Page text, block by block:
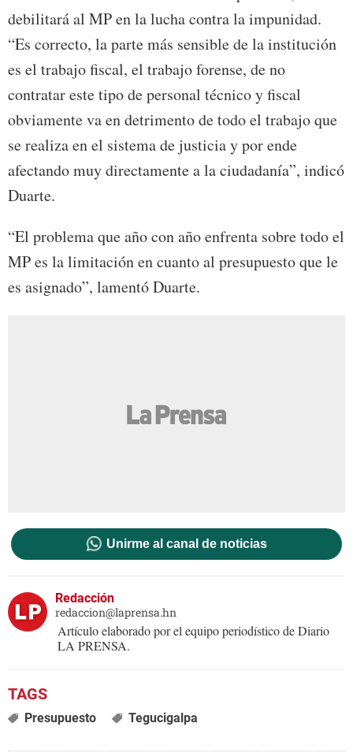
debilitará al MP en la lucha contra la impunidad.
“Es correcto, la parte más sensible de la institución
es el trabajo fiscal, el trabajo forense, de no
contratar este tipo de personal técnico y fiscal
obviamente va en detrimento de todo el trabajo que
se realiza en el sistema de justicia y por ende
afectando muy directamente a la ciudadanía”, indicó
Duarte.
“El problema que año con año enfrenta sobre todo el
MP es la limitación en cuanto al presupuesto que le
es asignado”, lamentó Duarte.
Unirme al canal de noticias
Redacción
redaccion@laprensa.hn
Artículo elaborado por el equipo periodístico de Diario
LA PRENSA.
Presupuesto Tegucigalpa